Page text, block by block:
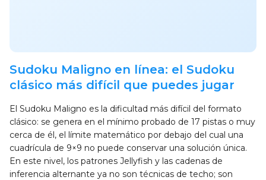
Sudoku Maligno en línea: el Sudoku
clásico más difícil que puedes jugar
El Sudoku Maligno es la dificultad más difícil del formato
clásico: se genera en el mínimo probado de 17 pistas o muy
cerca de él, el límite matemático por debajo del cual una
cuadrícula de 9×9 no puede conservar una solución única.
En este nivel, los patrones Jellyfish y las cadenas de
inferencia alternante ya no son técnicas de techo; son